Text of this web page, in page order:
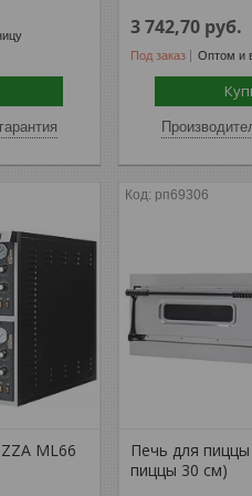
3 742,70 руб.
Под заказ Оптом и
ML66
рп69306
Печь для
пиццы 30 см)